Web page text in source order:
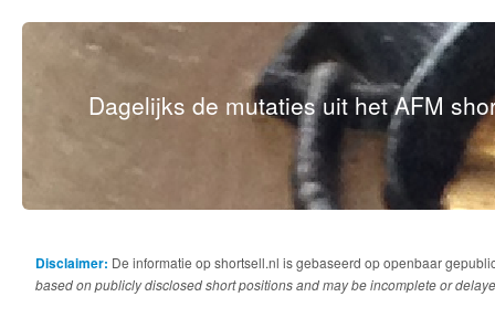
Dagelijks de mutaties uit het AFM
Disclaimer: De informatie op shortsell.nl is gebaseerd op openbaar
based on publicly disclosed short positions and may be incomplete or